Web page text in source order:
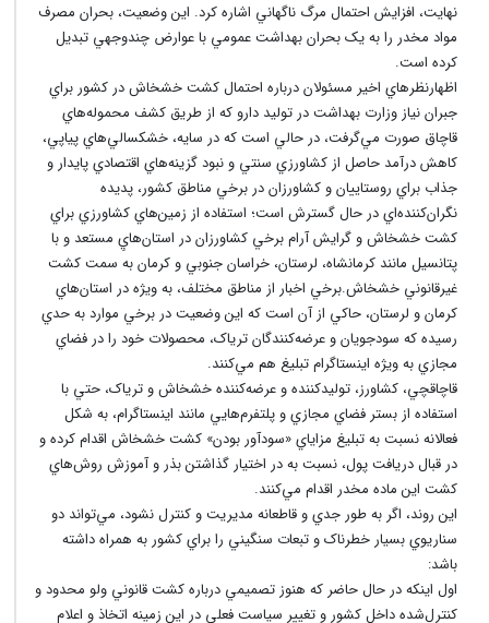
نهايت، افزايش احتمال مرگ ناگهاني اشاره کرد. اين وضعيت، بحران مصرف
مواد مخدر را به يک بحران بهداشت عمومي با عوارض چندوجهي تبديل
کرده است.
اظهارنظرهاي اخير مسئولان درباره احتمال کشت خشخاش در کشور براي
جبران نياز وزارت بهداشت در توليد دارو که از طريق کشف محموله‌هاي
قاچاق صورت مي‌گرفت، در حالي است که در سايه، خشکسالي‌هاي پياپي،
کاهش درآمد حاصل از کشاورزي سنتي و نبود گزينه‌هاي اقتصادي پايدار و
جذاب براي روستاييان و کشاورزان در برخي مناطق کشور، پديده
نگران‌کننده‌اي در حال گسترش است؛ استفاده از زمين‌هاي کشاورزي براي
کشت خشخاش و گرايش آرام برخي کشاورزان در استان‌هايِ مستعد و با
پتانسيل مانند کرمانشاه، لرستان، خراسان جنوبي و کرمان به سمت کشت
غيرقانوني خشخاش.برخي اخبار از مناطق مختلف، به ويژه در استان‌هاي
کرمان و لرستان، حاکي از آن است که اين وضعيت در برخي موارد به حدي
رسيده که سودجويان و عرضه‌کنندگان ترياک، محصولات خود را در فضاي
مجازي به ويژه اينستاگرام تبليغ هم مي‌کنند.
قاچاقچي، کشاورز، توليدکننده و عرضه‌کننده خشخاش و ترياک، حتي با
استفاده از بستر فضاي مجازي و پلتفرم‌هايي مانند اينستاگرام، به شکل
فعالانه نسبت به تبليغ مزاياي «سودآور بودن» کشت خشخاش اقدام کرده و
در قبال دريافت پول، نسبت به در اختيار گذاشتن بذر و آموزش روش‌هاي
کشت اين ماده مخدر اقدام مي‌کنند.
اين روند، اگر به طور جدي و قاطعانه مديريت و کنترل نشود، مي‌تواند دو
سناريوي بسيار خطرناک و تبعات سنگيني را براي کشور به همراه داشته
باشد:
اول اينکه در حال حاضر که هنوز تصميمي درباره کشت قانوني ولو محدود و
کنترل‌شده داخل کشور و تغيير سياست فعلي در اين زمينه اتخاذ و اعلام